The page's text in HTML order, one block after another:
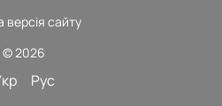
версія сайту
© 2026
Рус